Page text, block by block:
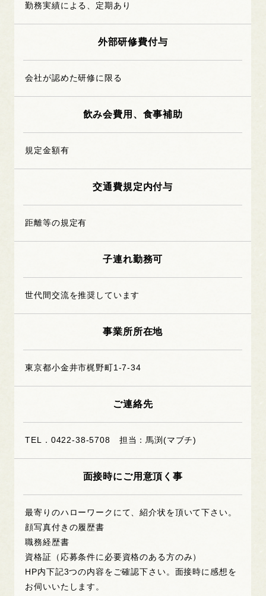
勤務実績による、定期あり
外部研修費付与
会社が認めた研修に限る
飲み会費用、食事補助
規定金額有
交通費規定内付与
距離等の規定有
子連れ勤務可
世代間交流を推奨しています
事業所所在地
東京都小金井市梶野町1-7-34
ご連絡先
TEL．0422-38-5708 担当：馬渕(マブチ)
面接時にご用意頂く事
最寄りのハローワークにて、紹介状を頂いて下さい。
顔写真付きの履歴書
職務経歴書
資格証（応募条件に必要資格のある方のみ）
HP内下記3つの内容をご確認下さい。面接時に感想を
お伺いいたします。